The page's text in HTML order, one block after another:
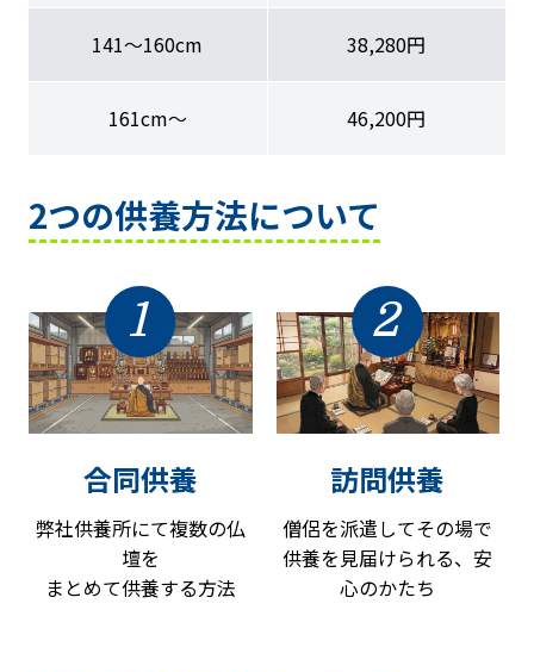
141〜160cm 38,280円
161cm〜 46,200円
2つの供養方法について
1
合同供養
弊社供養所にて複数の仏
壇を
まとめて供養する方法
2
訪問供養
僧侶を派遣してその場で
供養を見届けられる、安
心のかたち